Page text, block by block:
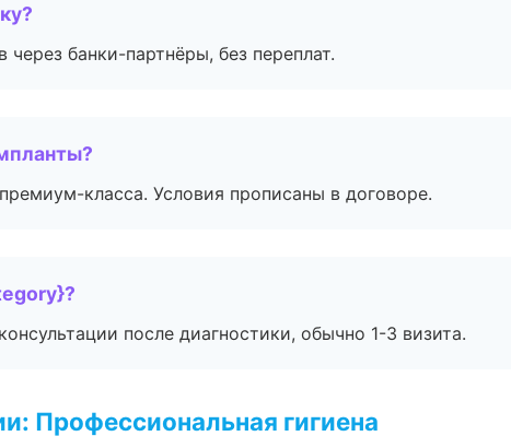
банки-партнёры, без переплат.
класса. Условия прописаны в договоре.
после диагностики, обычно 1-3 визита.
Профессиональная гигиена